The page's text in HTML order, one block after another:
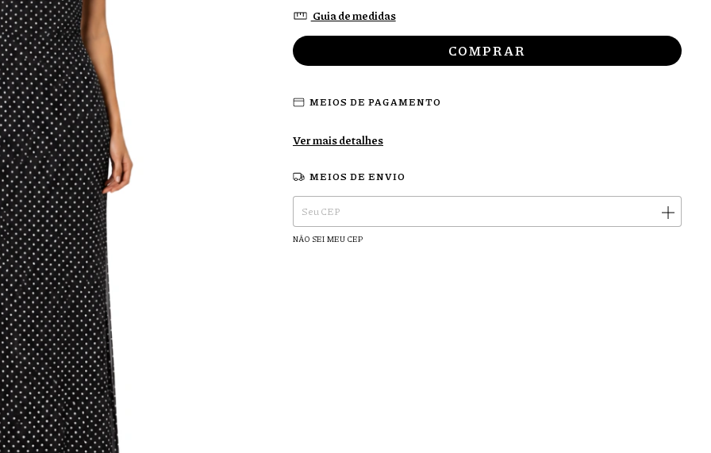
Guia de medidas
MEIOS DE PAGAMENTO
Ver mais detalhes
MEIOS DE ENVIO
Entregas para o CEP: ALTERAR CEP
NÃO SEI MEU CEP